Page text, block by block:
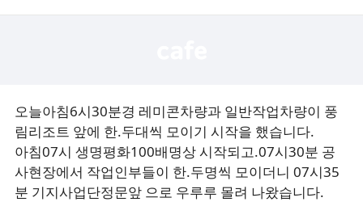
게
자
게
오늘아침6시30분경 레미콘차량과 일반작업차량이 풍
림리조트 앞에 한.두대씩 모이기 시작을 했습니다.
아침07시 생명평화100배명상 시작되고.07시30분 공
사현장에서 작업인부들이 한.두명씩 모이더니 07시35
분 기지사업단정문앞 으로 우루루 몰려 나왔습니다.